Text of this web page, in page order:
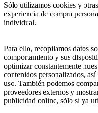
Sólo utilizamos cookies y
experiencia de compra
individual.
Para ello, recopilamos datos
comportamiento y sus
optimizar constantemente
contenidos personalizados,
uso. También podemos
proveedores externos y
publicidad online, sólo si ya